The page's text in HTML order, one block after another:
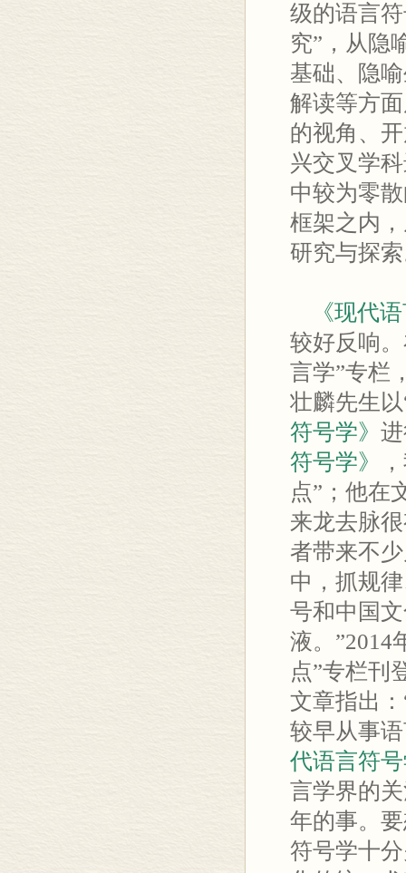
级的语言
究”，从隐
基础、隐
解读等方
的视角、
兴交叉学
中较为零
框架之内
研究与探
《现代
较好反响
言学”专栏
壮麟先生
符号学》
符号学》
点”；他在
来龙去脉
者带来不
中，抓规
号和中国
液。”2014
点”专栏刊
文章指出
较早从事
代语言符
言学界的
年的事。
符号学十